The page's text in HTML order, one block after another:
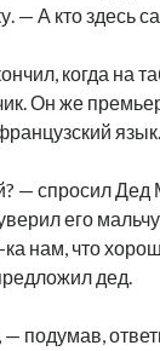
— А кто здесь
когда на
Он же
язык.
— спросил Дед
его
нам, что
дед.
— подумав,